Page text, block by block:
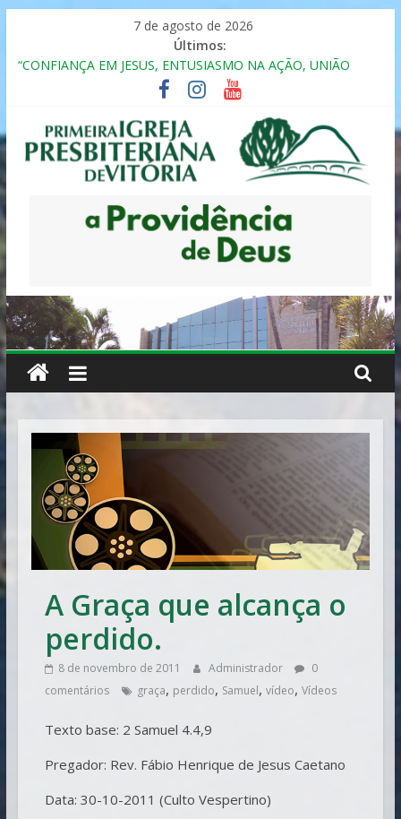
7 de agosto de 2026
Últimos:
“CONFIANÇA EM JESUS, ENTUSIASMO NA AÇÃO, UNIÃO
Seminário da Família 2025
Formação em Inclusão, Ensino e Relacionamento com
Pessoas Atípicas
12º ENCONTRO DE CASAIS
MULHER PRESBITERIANA
Primeira
Presbiteriana
de
Vitória
A Graça que alcança o
perdido.
8 de novembro de 2011 Administrador
0
comentários
graça, perdido, Samuel, vídeo, Vídeos
Texto base: 2 Samuel 4.4,9
Pregador: Rev. Fábio Henrique de Jesus Caetano
Data: 30-10-2011 (Culto Vespertino)